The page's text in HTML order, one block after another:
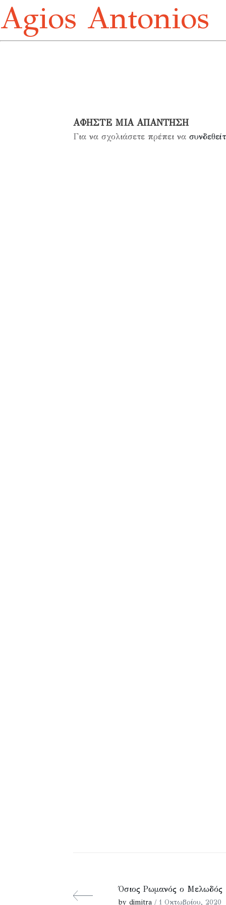
Agios Antonios
ΑΦΉΣΤΕ ΜΙΑ ΑΠΆΝΤΗΣΗ
Για να σχολιάσετε πρέπει να
Όσιος Ρωμανός ο Μελωδός
by dimitra / 1 Οκτωβρίου, 2020